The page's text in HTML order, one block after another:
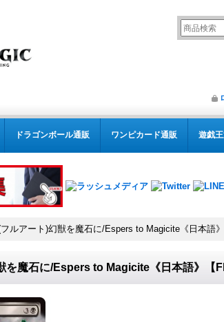
ドラゴンボール通販 ワンピカード通販 遊戯
ルアート)幻獣を魔石に/Espers to Magicite《日本語
を魔石に/Espers to Magicite《日本語》【